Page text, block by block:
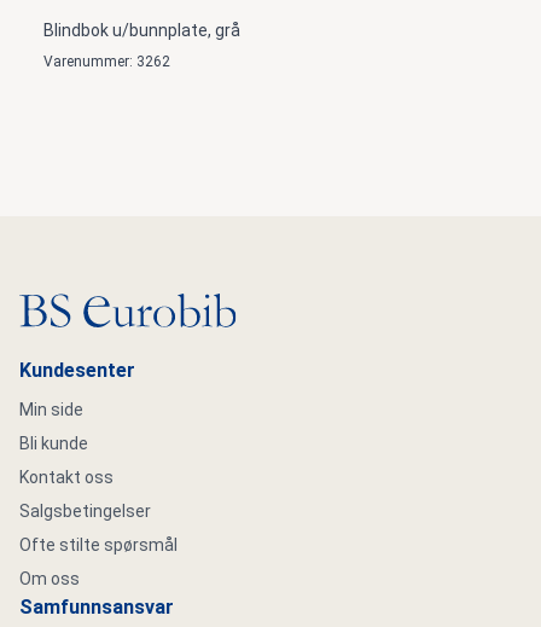
Blindbok u/bunnplate, grå
Varenummer: 3262
Gå til hovedsiden
Kundesenter
Min side
Bli kunde
Kontakt oss
Salgsbetingelser
Ofte stilte spørsmål
Om oss
Samfunnsansvar